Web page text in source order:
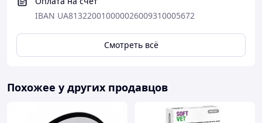
IBAN UA813220010000026009310005672
Смотреть всё
Похожее у других продавцов